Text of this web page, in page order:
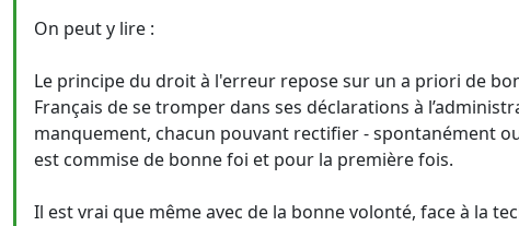
On peut y lire :
Le principe du droit à l'erreur repose sur un a priori de
Français de se tromper dans ses déclarations à
manquement, chacun pouvant rectifier - spontanément
est commise de bonne foi et pour la première fois.
Il est vrai que même avec de la bonne volonté, face à la